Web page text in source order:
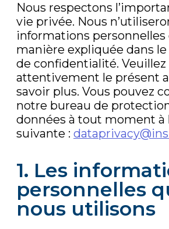
Nous respectons
vie privée. Nous
informations personnelles
manière expliquée dans
de confidentialité. Veuillez
attentivement le présent
savoir plus. Vous pouvez
notre bureau de
données à tout moment à
suivante :
1. Les
personnelles
nous utilisons